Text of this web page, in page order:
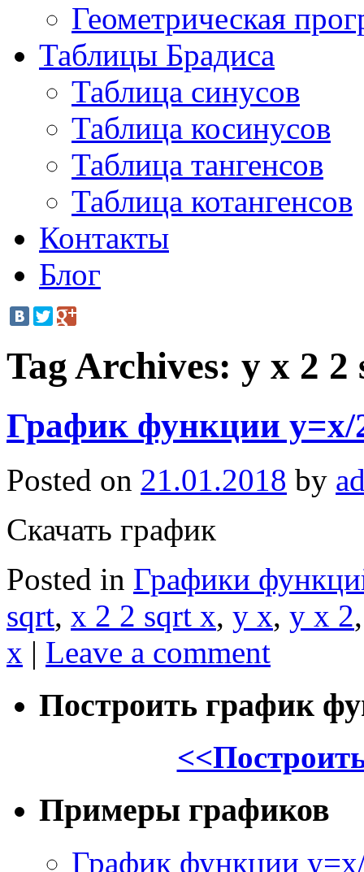
Геометрическая
Таблицы Брадиса
Таблица синусов
Таблица косинусов
Таблица тангенсов
Таблица котангенсов
Контакты
Блог
Tag Archives: y x 2 2
График функции
Posted on 21.01.2018 by
Скачать график
Posted in Графики
sqrt, x 2 2 sqrt x, y x, y x 2
x | Leave a comment
Построить график
Примеры графиков
График функции